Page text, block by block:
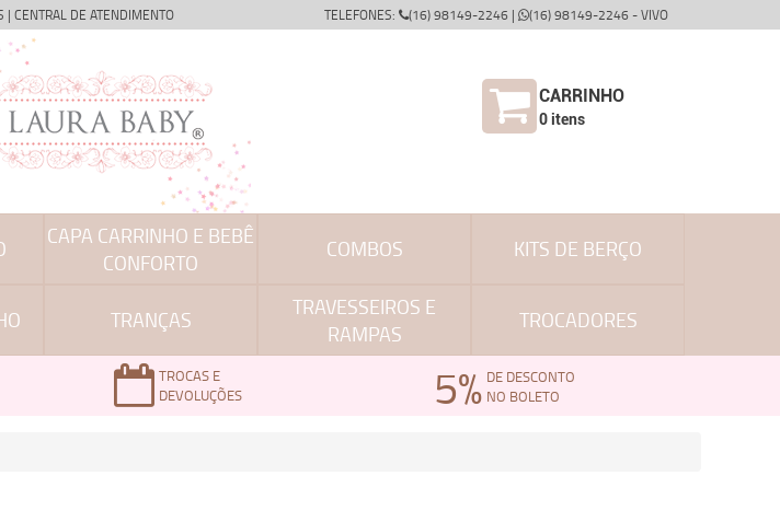
| CENTRAL DE ATENDIMENTO TELEFONES: (16) 98149-2246 | (16) 98149-2246 - VIVO
CARRINHO
0itens
CAPA CARRINHO E BEBÊ
CONFORTO
COMBOS KITS DE BERÇO
TRANÇAS
TRAVESSEIROS E
RAMPAS
TROCADORES
TROCAS E
DEVOLUÇÕES
5% DE DESCONTO
NO BOLETO